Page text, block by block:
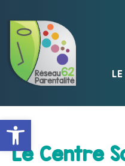
Ouvrir la barre d’outils
Le Centre